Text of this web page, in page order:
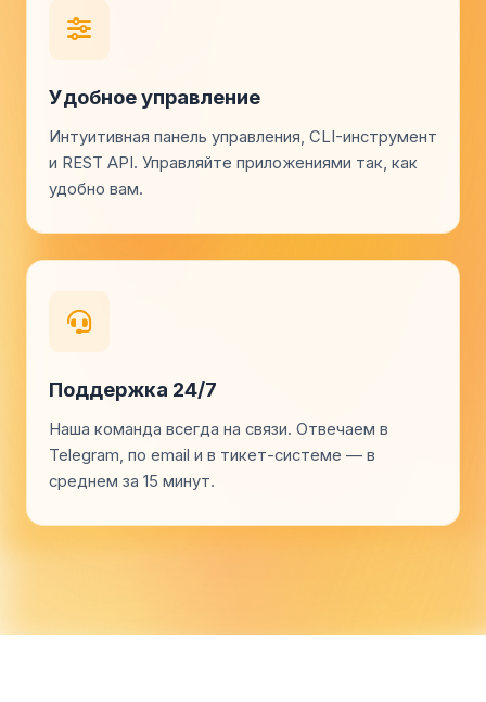
Удобное управление
Интуитивная панель управления, CLI-инструмент
и REST API. Управляйте приложениями так, как
удобно вам.
Поддержка 24/7
Наша команда всегда на связи. Отвечаем в
Telegram, по email и в тикет-системе — в
среднем за 15 минут.